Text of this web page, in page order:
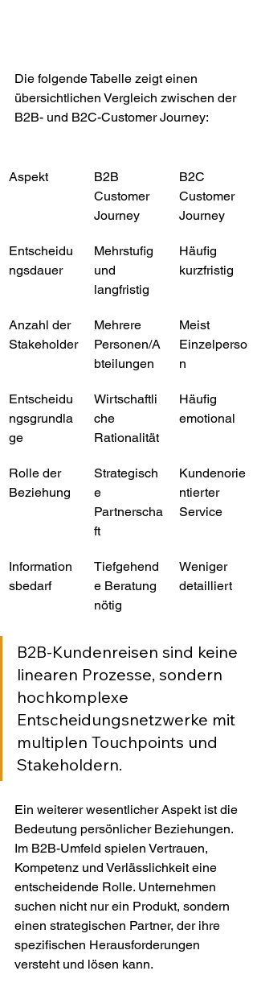
Die folgende Tabelle zeigt einen
übersichtlichen Vergleich zwischen der
B2B- und B2C-Customer Journey:
Aspekt
B2B
Customer
Journey
B2C
Customer
Journey
Entscheidu
ngsdauer
Mehrstufig
und
langfristig
Häufig
kurzfristig
Anzahl der
Stakeholder
Mehrere
Personen/A
bteilungen
Meist
Einzelperso
n
Entscheidu
ngsgrundla
ge
Wirtschaftli
che
Rationalität
Häufig
emotional
Rolle der
Beziehung
Strategisch
e
Partnerscha
ft
Kundenorie
ntierter
Service
Information
sbedarf
Tiefgehend
e Beratung
nötig
Weniger
detailliert
B2B-Kundenreisen sind keine
linearen Prozesse, sondern
hochkomplexe
Entscheidungsnetzwerke mit
multiplen Touchpoints und
Stakeholdern.
Ein weiterer wesentlicher Aspekt ist die
Bedeutung persönlicher Beziehungen.
Im B2B-Umfeld spielen Vertrauen,
Kompetenz und Verlässlichkeit eine
entscheidende Rolle. Unternehmen
suchen nicht nur ein Produkt, sondern
einen strategischen Partner, der ihre
spezifischen Herausforderungen
versteht und lösen kann.